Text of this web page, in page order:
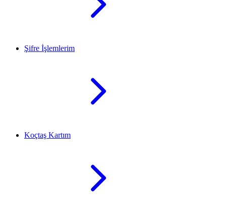
Şifre İşlemlerim
Koçtaş Kartım